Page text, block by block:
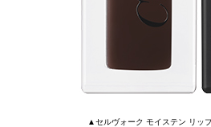
▲セルヴォーク モイステン リッ